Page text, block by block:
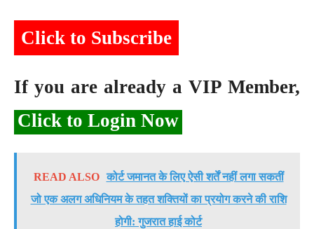
Click to Subscribe
If you are already a VIP Member,
Click to Login Now
READ ALSO कोर्ट जमानत के लिए ऐसी शर्तें नहीं लगा सकतीं
जो एक अलग अधिनियम के तहत शक्तियों का प्रयोग करने की राशि
होगी: गुजरात हाई कोर्ट